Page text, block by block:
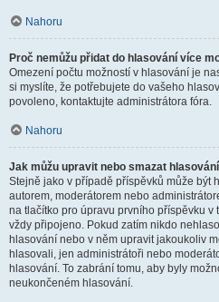
Nahoru
Proč nemůžu přidat do hlasování více
Omezení počtu možností v hlasování je
si myslíte, že potřebujete do vašeho
povoleno, kontaktujte administrátora fóra.
Nahoru
Jak můžu upravit nebo smazat
Stejně jako v případě příspěvků může být
autorem, moderátorem nebo
na tlačítko pro úpravu prvního příspěvku v
vždy připojeno. Pokud zatím nikdo
hlasování nebo v něm upravit jakoukoliv
hlasovali, jen administrátoři nebo
hlasování. To zabrání tomu, aby byly
neukončeném hlasování.